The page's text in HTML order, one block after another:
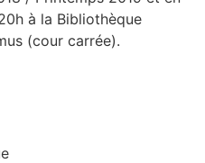
à la Bibliothèque
(cour carrée).